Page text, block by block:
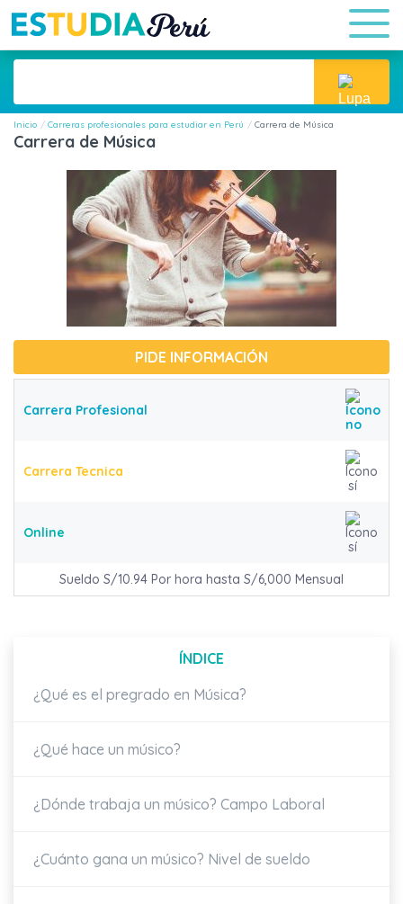
Inicio Carreras profesionales para estudiar en Perú Carrera de Música
Carrera de Música
PIDE INFORMACIÓN
Carrera Profesional
Carrera Tecnica
Online
Sueldo S/10.94 Por hora hasta S/6,000 Mensual
ÍNDICE
¿Qué es el pregrado en Música?
¿Qué hace un músico?
¿Dónde trabaja un músico? Campo Laboral
¿Cuánto gana un músico? Nivel de sueldo